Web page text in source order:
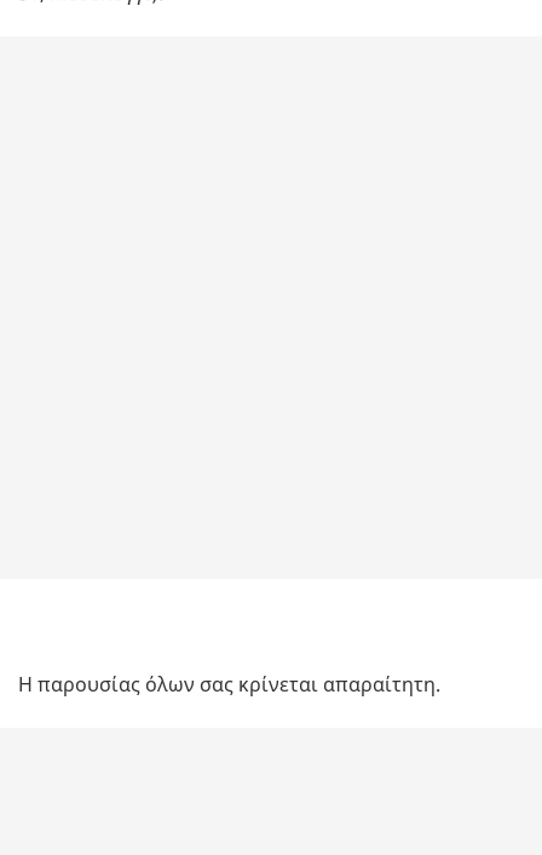
Η παρουσίας όλων σας κρίνεται απαραίτητη.